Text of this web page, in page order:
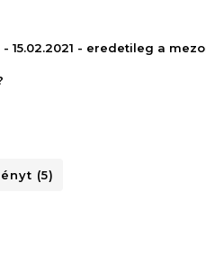
15.02.2021 - eredetileg a
(5)